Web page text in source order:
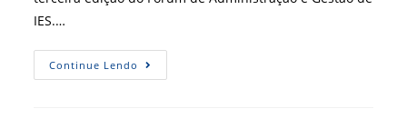
IES.…
Continue Lendo CRA-
CE